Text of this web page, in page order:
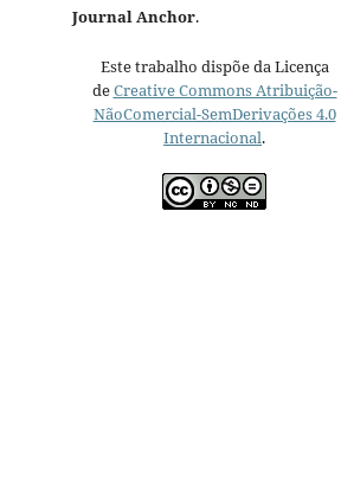
Journal Anchor.
Este trabalho dispõe da Licença
deCreative Commons Atribuição-
NãoComercial-SemDerivações 4.0
Internacional.